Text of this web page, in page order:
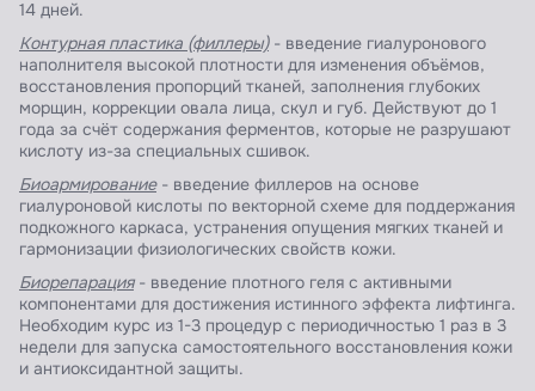
14 дней.
Контурная пластика (филлеры)- введение гиалуронового
наполнителя высокой плотности для изменения объёмов,
восстановления пропорций тканей, заполнения глубоких
морщин, коррекции овала лица, скул и губ. Действуют до 1
года за счёт содержания ферментов, которые не разрушают
кислоту из-за специальных сшивок.
Биоармирование- введение филлеров на основе
гиалуроновой кислоты по векторной схеме для поддержания
подкожного каркаса, устранения опущения мягких тканей и
гармонизации физиологических свойств кожи.
Биорепарация- введение плотного геля с активными
компонентами для достижения истинного эффекта лифтинга.
Необходим курс из 1-3 процедур с периодичностью 1 раз в 3
недели для запуска самостоятельного восстановления кожи
и антиоксидантной защиты.